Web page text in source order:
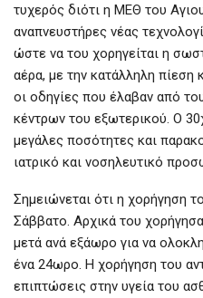
τυχερός διότι η ΜΕΘ του
αναπνευστήρες νέας
ώστε να του χορηγείται η
αέρα, με την κατάλληλη πίεση
οι οδηγίες που έλαβαν από
κέντρων του εξωτερικού. Ο
μεγάλες ποσότητες και
ιατρικό και νοσηλευτικό
Σημειώνεται ότι η χορήγηση
Σάββατο. Αρχικά του
μετά ανά εξάωρο για να
ένα 24ωρο. Η χορήγηση του
επιπτώσεις στην υγεία του